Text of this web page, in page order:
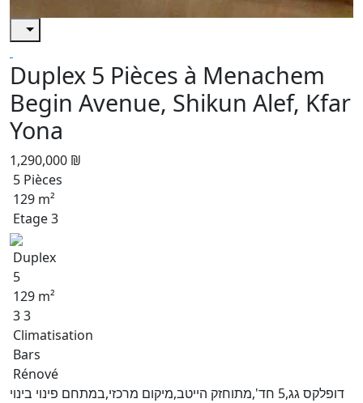
Duplex 5 Pièces à Menachem
Begin Avenue, Shikun Alef, Kfar
Yona
1,290,000 ₪
5 Pièces
129 m²
Etage 3
Duplex
5
129 m²
3 3
Climatisation
Bars
Rénové
דופלקס גג,5 חד',מתוחזק הייטב,מיקום מרכזי,במתחם פינוי בינוי